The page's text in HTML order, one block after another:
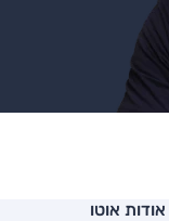
אודות אוטו